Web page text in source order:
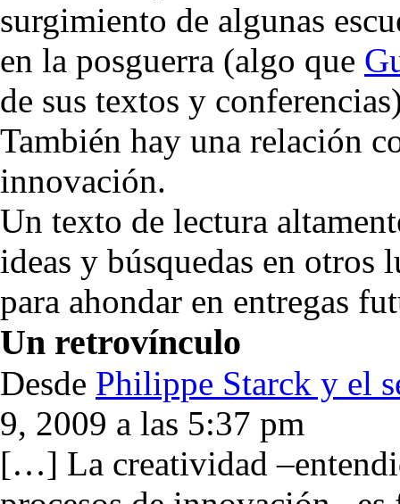
surgimiento de algunas
en la posguerra (algo que
de sus textos y
También hay una relación
innovación.
Un texto de lectura
ideas y búsquedas en otros
para ahondar en entregas
Un retrovínculo
Desde Philippe Starck y el
9, 2009 a las 5:37 pm
[…] La creatividad